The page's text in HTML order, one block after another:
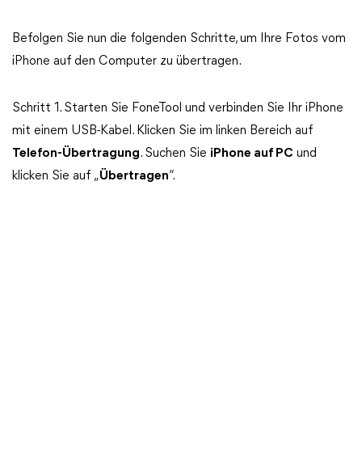
Befolgen Sie nun die folgenden Schritte, um Ihre Fotos vom
iPhone auf den Computer zu übertragen.
Schritt 1. Starten Sie FoneTool und verbinden Sie Ihr iPhone
mit einem USB-Kabel. Klicken Sie im linken Bereich auf
Telefon-Übertragung. Suchen Sie iPhone auf PC und
klicken Sie auf „Übertragen“.